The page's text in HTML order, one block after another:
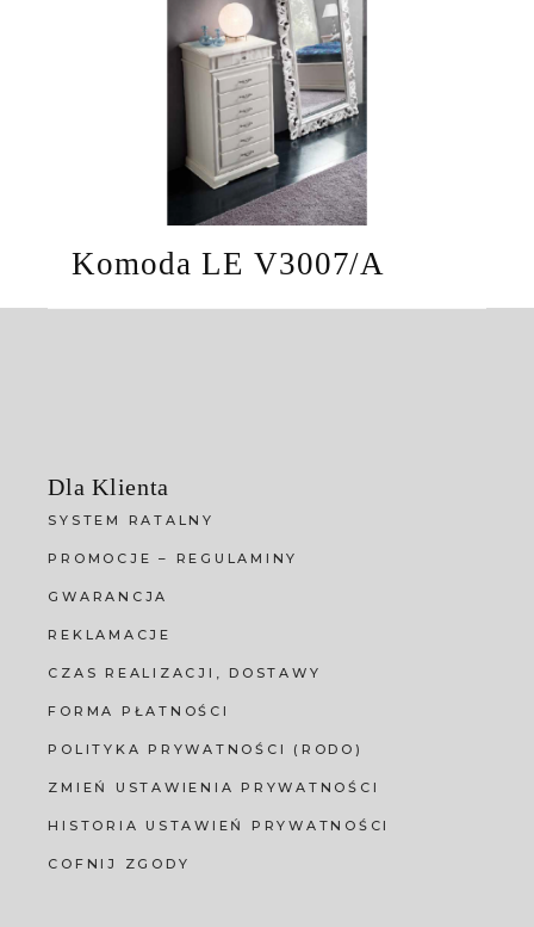
Komoda LE V3007/A
Dla Klienta
SYSTEM RATALNY
PROMOCJE – REGULAMINY
GWARANCJA
REKLAMACJE
CZAS REALIZACJI, DOSTAWY
FORMA PŁATNOŚCI
POLITYKA PRYWATNOŚCI (RODO)
ZMIEŃ USTAWIENIA PRYWATNOŚCI
HISTORIA USTAWIEŃ PRYWATNOŚCI
COFNIJ ZGODY